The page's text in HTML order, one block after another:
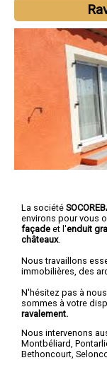
La société
environs pour vous
façade et l'enduit
châteaux.
Nous travaillons
immobilières, des
N'hésitez pas à
sommes à votre
ravalement.
Nous intervenons
Montbéliard,
Bethoncourt,